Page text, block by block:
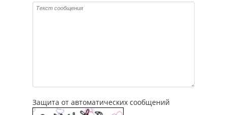
Защита от автоматических сообщений